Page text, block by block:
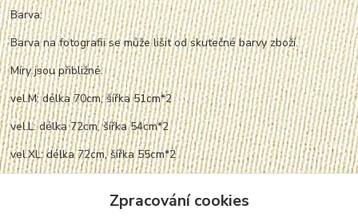
Barva:
Barva na fotografii se může lišit od skutečné barvy zboží.
Míry jsou přibližné.
vel.M: délka 70cm, šířka 51cm*2
vel.L: délka 72cm, šířka 54cm*2
vel.XL: délka 72cm, šířka 55cm*2
vel.3XL: délka 78cm, šířka 58cm*2Zpracování cookies